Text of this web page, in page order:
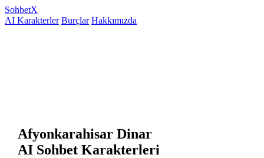
SohbetX
AI Karakterler Burçlar Hakkımızda
Afyonkarahisar Dinar
AI Sohbet Karakterleri